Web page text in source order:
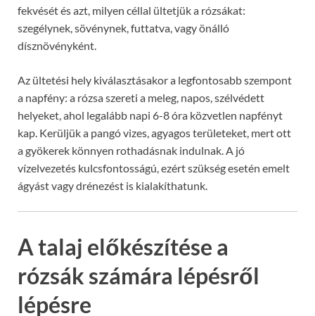
fekvését és azt, milyen céllal ültetjük a rózsákat:
szegélynek, sövénynek, futtatva, vagy önálló
dísznövényként.
Az ültetési hely kiválasztásakor a legfontosabb szempont
a napfény: a rózsa szereti a meleg, napos, szélvédett
helyeket, ahol legalább napi 6-8 óra közvetlen napfényt
kap. Kerüljük a pangó vizes, agyagos területeket, mert ott
a gyökerek könnyen rothadásnak indulnak. A jó
vízelvezetés kulcsfontosságú, ezért szükség esetén emelt
ágyást vagy drénezést is kialakíthatunk.
A talaj előkészítése a
rózsák számára lépésről
lépésre